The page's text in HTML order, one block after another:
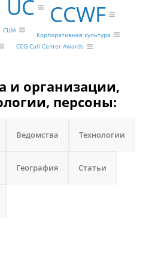
UC CCWF
США
Корпоративная культура
CCG Call Center Awards
и организации,
персоны:
Ведомства Технологии
География Статьи